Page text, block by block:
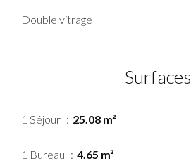
Double vitrage
Surfaces
1 Séjour 25.08 m²
1 Bureau 4.65 m²